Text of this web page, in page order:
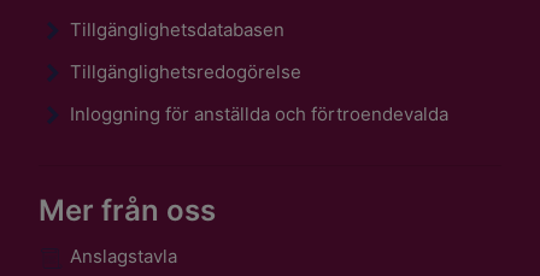
Tillgänglighetsdatabasen
Tillgänglighetsredogörelse
Inloggning för anställda och förtroendevalda
Mer från oss
Anslagstavla